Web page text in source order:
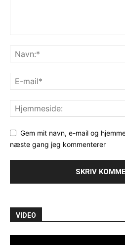
Gem mit navn, e-mail og
næste gang jeg kommenterer
VIDEO